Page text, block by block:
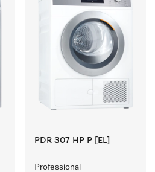
PDR 307 HP P [EL]
Professional